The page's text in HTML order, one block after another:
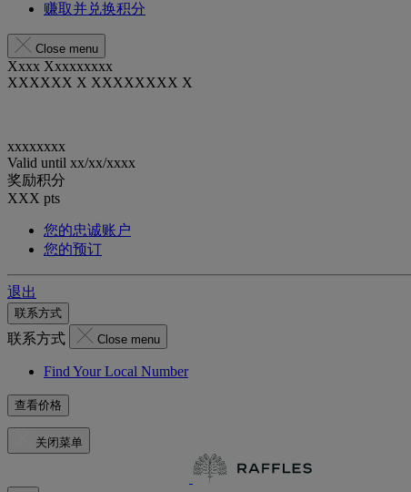
赚取并兑换积分
Close menu
Xxxx Xxxxxxxxx
XXXXXX X XXXXXXXX X
xxxxxxxx
Valid until xx/xx/xxxx
奖励积分
XXX pts
您的忠诚账户
您的预订
退出
联系方式
联系方式 Close menu
Find Your Local Number
查看价格
关闭菜单